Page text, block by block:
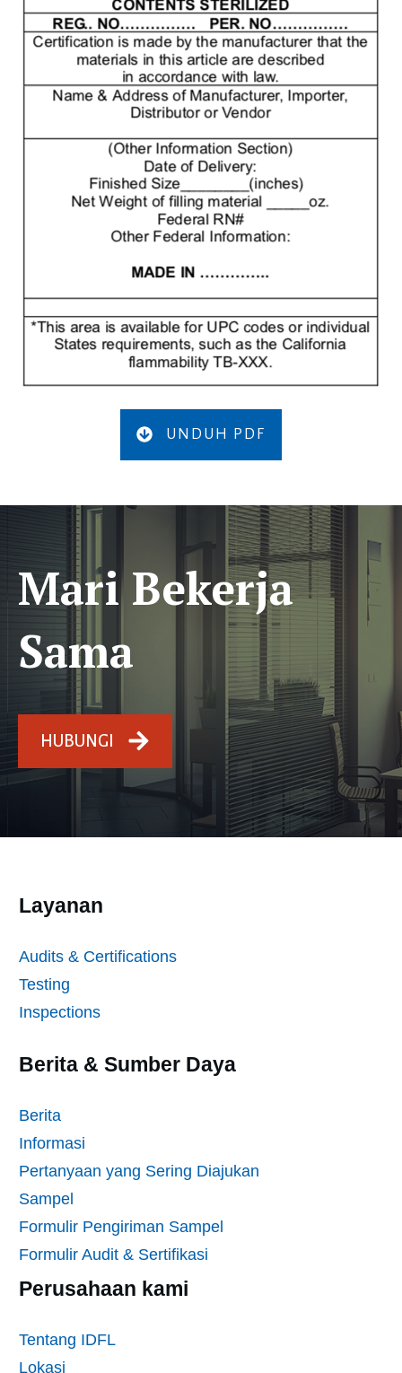
UNDUH PDF
Mari Bekerja
Sama
HUBUNGI
Layanan
Audits & Certifications
Testing
Inspections
Berita & Sumber Daya
Berita
Informasi
Pertanyaan yang Sering Diajukan
Sampel
Formulir Pengiriman Sampel
Formulir Audit & Sertifikasi
Perusahaan kami
Tentang IDFL
Lokasi